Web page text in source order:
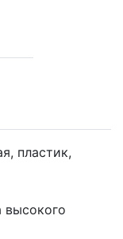
пластик,
высокого